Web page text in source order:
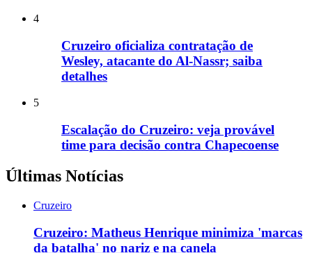
4
Cruzeiro oficializa contratação de
Wesley, atacante do Al-Nassr; saiba
detalhes
5
Escalação do Cruzeiro: veja provável
time para decisão contra Chapecoense
Últimas Notícias
Cruzeiro
Cruzeiro: Matheus Henrique minimiza 'marcas
da batalha' no nariz e na canela